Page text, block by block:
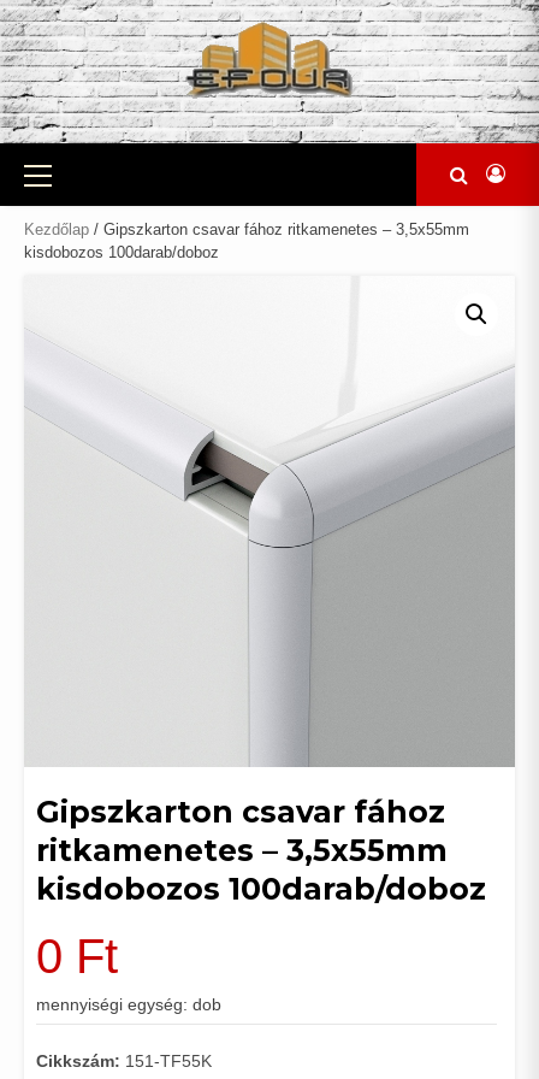
Skip
to
content
Primary
Menu
Kezdőlap / Gipszkarton csavar fához ritkamenetes – 3,5x55mm
kisdobozos 100darab/doboz
Gipszkarton csavar fához
ritkamenetes – 3,5x55mm
kisdobozos 100darab/doboz
0 Ft
mennyiségi egység: dob
Cikkszám: 151-TF55K